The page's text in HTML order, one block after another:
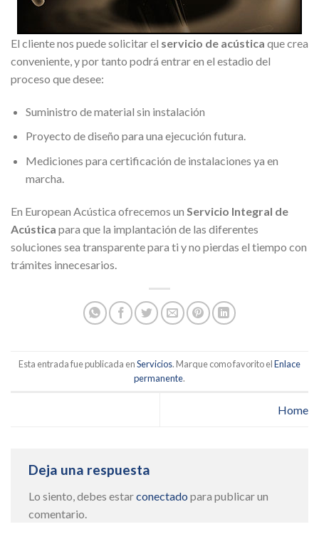
El cliente nos puede solicitar el servicio de acústica que crea
conveniente, y por tanto podrá entrar en el estadio del
proceso que desee:
Suministro de material sin instalación
Proyecto de diseño para una ejecución futura.
Mediciones para certificación de instalaciones ya en
marcha.
En European Acústica ofrecemos un Servicio Integral de
Acústica para que la implantación de las diferentes
soluciones sea transparente para ti y no pierdas el tiempo con
trámites innecesarios.
Esta entrada fue publicada enServicios. Marque como favorito elEnlace
permanente.
Home
Deja una respuesta
Lo siento, debes estarconectado para publicar un
comentario.